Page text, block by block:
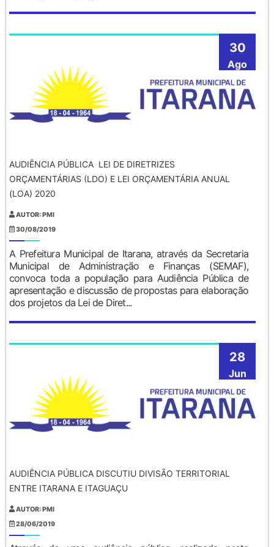
30
Ago
AUDIÊNCIA PÚBLICA  LEI DE DIRETRIZES
ORÇAMENTÁRIAS (LDO) E LEI ORÇAMENTÁRIA ANUAL
(LOA) 2020
AUTOR: PMI
30/08/2019
A Prefeitura Municipal de Itarana, através da Secretaria
Municipal de Administração e Finanças (SEMAF),
convoca toda a população para Audiência Pública de
apresentação e discussão de propostas para elaboração
dos projetos da Lei de Diret...
28
Jun
AUDIÊNCIA PÚBLICA DISCUTIU DIVISÃO TERRITORIAL
ENTRE ITARANA E ITAGUAÇU
AUTOR: PMI
28/06/2019